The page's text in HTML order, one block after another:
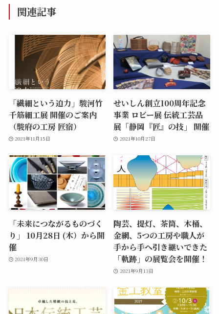
関連記事
「繊細という迫力」駿河竹
千筋細工展 開催のご案内
（駿府の工房 匠宿）
2021年11月15日
せいしん創立100周年記念
事業 ロビー展 伝統工芸品
展「静岡『匠』の技」 開催
2021年10月27日
「未来につながるものづく
り」 10月28日 (木）から開
催
2021年9月30日
陶芸、提灯、茶筒、木桶、
金網、5つの工房や職人が
手から手へ引き継いできた
「軌跡」の展覧会を開催！
2021年9月13日